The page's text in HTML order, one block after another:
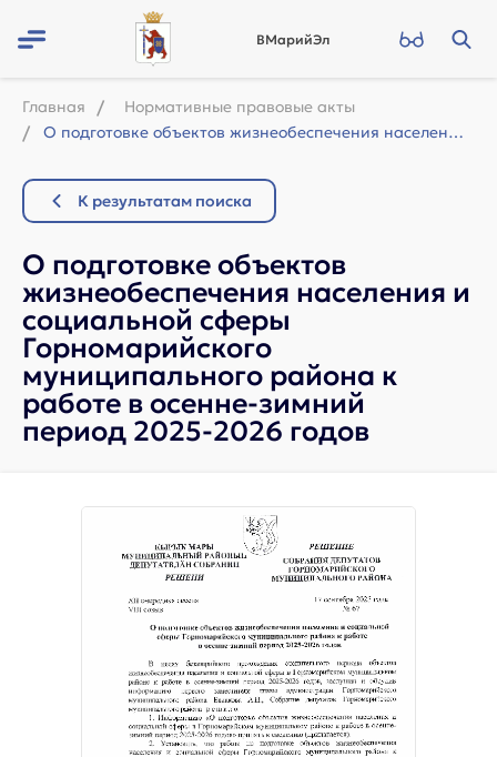
ВМарийЭл
Главная
Нормативные правовые акты
О подготовке объектов жизнеобеспечения населения и социальной сферы Горномарийск...
К результатам поиска
О подготовке объектов
жизнеобеспечения населения и
социальной сферы
Горномарийского
муниципального района к
работе в осенне-зимний
период 2025-2026 годов